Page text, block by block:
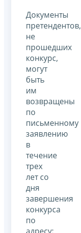
Документы
претендентов,
не
прошедших
конкурс,
могут
быть
им
возвращены
по
письменному
заявлению
в
течение
трех
лет со
дня
завершения
конкурса
по